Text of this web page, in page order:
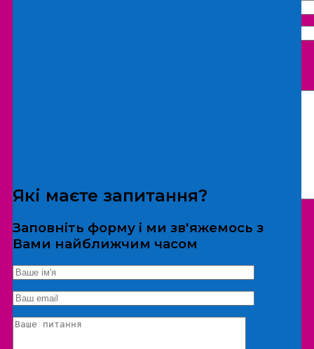
*Дані не передаються третім особам
Екскурсія/локація
Які маєте запитання?
Заповніть форму і ми зв'яжемось з
Вами найближчим часом